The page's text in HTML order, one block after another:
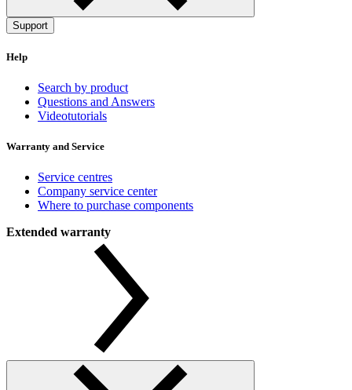
Support
Help
Search by product
Questions and Answers
Videotutorials
Warranty and Service
Service centres
Company service center
Where to purchase components
Extended warranty